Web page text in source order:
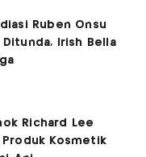
Ruben Onsu
Irish Bella
Richard Lee
Kosmetik